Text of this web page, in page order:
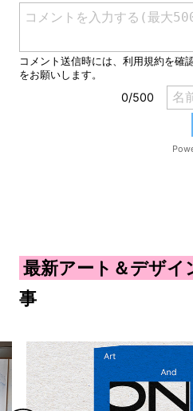
最新アート＆デザイ
事